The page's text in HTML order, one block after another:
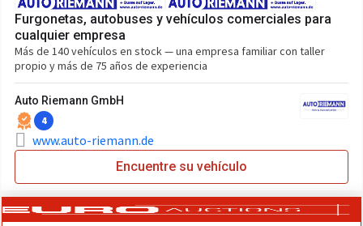
Furgonetas, autobuses y vehículos comerciales para
cualquier empresa
Más de 140 vehículos en stock — una empresa familiar con taller
propio y más de 75 años de experiencia
Auto Riemann GmbH
4
www.auto-riemann.de
Encuentre su vehículo